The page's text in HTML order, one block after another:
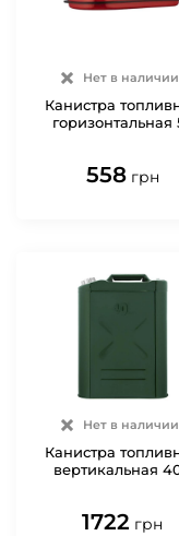
Нет в наличии
Канистра
горизонтальная
558 грн
Нет в наличии
Канистра
вертикальная
1722 грн